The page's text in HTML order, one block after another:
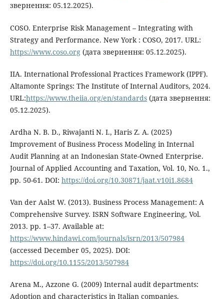
звернення: 05.12.2025).
COSO. Enterprise Risk Management – Integrating with
Strategy and Performance. New York : COSO, 2017. URL:
https://www.coso.org(дата звернення: 05.12.2025).
IIA. International Professional Practices Framework (IPPF).
Altamonte Springs: The Institute of Internal Auditors, 2024.
URL:https://www.theiia.org/en/standards(дата звернення:
05.12.2025).
Ardha N. B. D., Riwajanti N. I., Haris Z. A. (2025)
Improvement of Business Process Modeling in Internal
Audit Planning at an Indonesian State-Owned Enterprise.
Journal of Applied Accounting and Taxation, Vol. 10, No. 1.,
pp. 50-61. DOI: https://doi.org/10.30871/jaat.v10i1.8684
Van der Aalst W. (2013). Business Process Management: A
Comprehensive Survey. ISRN Software Engineering, Vol.
2013. pp. 1–37. Available at:
https://www.hindawi.com/journals/isrn/2013/507984
(accessed December 05, 2025). DOI:
https://doi.org/10.1155/2013/507984
Arena M., Azzone G. (2009) Internal audit departments:
Adoption and characteristics in Italian companies.